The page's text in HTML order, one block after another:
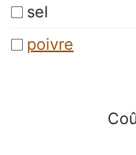
sel
poivre